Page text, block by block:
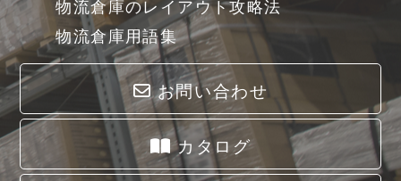
物流倉庫のレイアウト攻略法
物流倉庫用語集
お問い合わせ
カタログ